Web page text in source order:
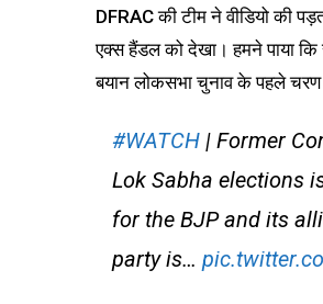
DFRAC की टीम ने वीडियो की
एक्स हैंडल को देखा। हमने पाया
बयान लोकसभा चुनाव के पहले
#WATCH | Former
Lok Sabha elections
for the BJP and its
party is…